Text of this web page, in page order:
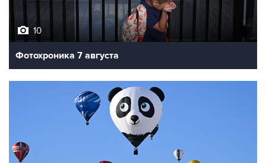
10
Фотохроника 7 августа